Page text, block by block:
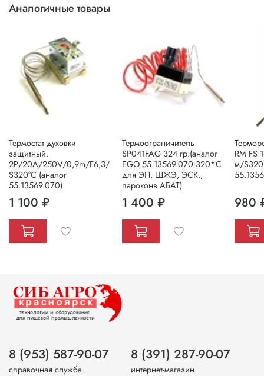
Аналогичные товары
Термостат духовки
защитный.
2Р/20А/250V/0,9m/F6,3/
S320°С (аналог
55.13569.070)
1 100 ₽
Термоограничитель
SP041FAG 324 гр.(аналог
EGO 55.13569.070 320*С
для ЭП, ШЖЭ, ЭСК,,
пароконв АБАТ)
1 400 ₽
RM FS
м/S320
980
8 (953) 587-90-07
справочная служба
8 (391) 287-90-07
интернет-магазин